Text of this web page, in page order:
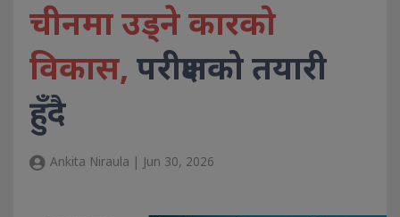
चीनमा उड्ने कारको
विकास, परीक्षणको तयारी
हुँदै
Ankita Niraula | Jun 30, 2026